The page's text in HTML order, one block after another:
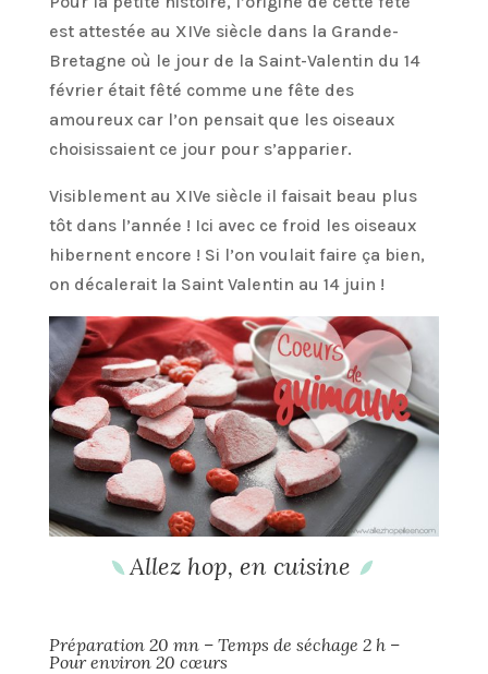
est attestée au XIVe siècle dans la Grande-
Bretagne où le jour de la Saint-Valentin du 14
février était fêté comme une fête des
amoureux car l’on pensait que les oiseaux
choisissaient ce jour pour s’apparier.
Visiblement au XIVe siècle il faisait beau plus
tôt dans l’année ! Ici avec ce froid les oiseaux
hibernent encore ! Si l’on voulait faire ça bien,
on décalerait la Saint Valentin au 14 juin !
Allez hop, en cuisine
Préparation 20 mn – Temps de séchage 2 h –
Pour environ 20 cœurs